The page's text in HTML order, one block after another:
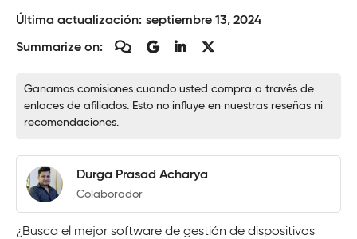
Última actualización: septiembre 13, 2024
Summarize on:
Ganamos comisiones cuando usted compra a través de
enlaces de afiliados. Esto no influye en nuestras reseñas ni
recomendaciones.
Durga Prasad Acharya
Colaborador
¿Busca el mejor software de gestión de dispositivos